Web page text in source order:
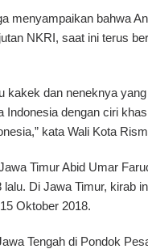
menyampaikan bahwa
NKRI, saat ini terus
kakek dan neneknya
dengan ciri
kata Wali Kota
Timur Abid Umar
Di Jawa Timur, kirab
Oktober 2018.
Tengah di Pondok